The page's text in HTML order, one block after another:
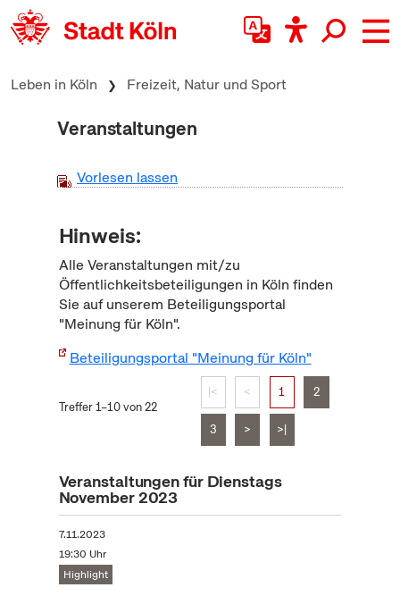
zum Inhalt springen
Leben in Köln Freizeit, Natur und Sport
Veranstaltungen
Vorlesen lassen
Hinweis:
Alle Veranstaltungen mit/zu
Öffentlichkeitsbeteiligungen in Köln finden
Sie auf unserem Beteiligungsportal
"Meinung für Köln".
Beteiligungsportal "Meinung für Köln"
Treffer 1–10 von 22
|< < 1 2
3 > >|
Veranstaltungen für Dienstags
November 2023
7.11.2023
19:30 Uhr
Highlight